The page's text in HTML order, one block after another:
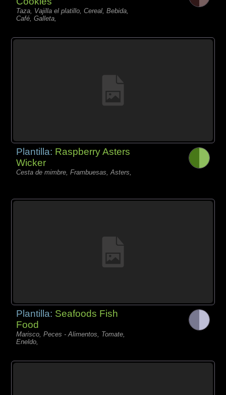
Taza, Vajilla el platillo, Cereal, Bebida,
Café, Galleta,
Plantilla: Raspberry Asters
Wicker
Cesta de mimbre, Frambuesas, Asters,
Plantilla: Seafoods Fish
Food
Marisco, Peces - Alimentos, Tomate,
Eneldo,